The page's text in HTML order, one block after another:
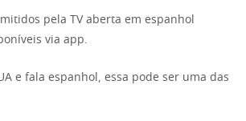
pela TV aberta em espanhol
via app.
e fala espanhol, essa pode ser uma das